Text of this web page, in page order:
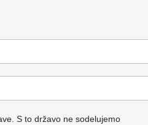
S to državo ne sodelujemo